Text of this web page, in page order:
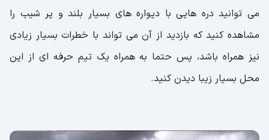
می توانید دره هایی با دیواره های بسیار بلند و پر شیب را
مشاهده کنید که بازدید از آن می تواند با خطرات بسیار زیادی
نیز همراه باشد، پس حتما به همراه یک تیم حرفه ای از این
محل بسیار زیبا دیدن کنید.